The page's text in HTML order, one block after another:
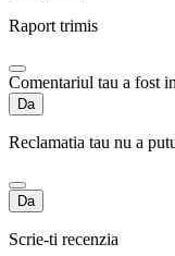
Raport trimis
Comentariul tau a fost
Da
Reclamatia tau nu a
Da
Scrie-ti recenzia